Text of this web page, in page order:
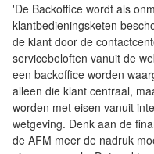
'De Backoffice wordt als
klantbedieningsketen
de klant door de
servicebeloften vanuit de
een backoffice worden
alleen die klant centraal,
worden met eisen vanuit
wetgeving. Denk aan de
de AFM meer de nadruk